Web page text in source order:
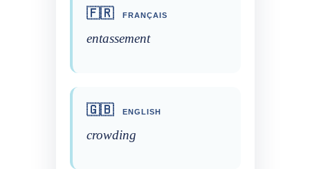
🇫🇷 FRANÇAIS
entassement
🇬🇧 ENGLISH
crowding